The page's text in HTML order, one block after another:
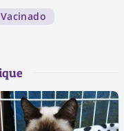
Vacinado